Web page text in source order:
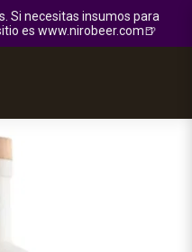
Si necesitas insumos para
es www.nirobeer.com🍺